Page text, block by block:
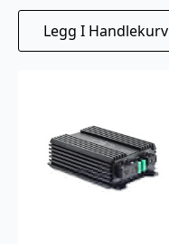
Legg I Handlekurv